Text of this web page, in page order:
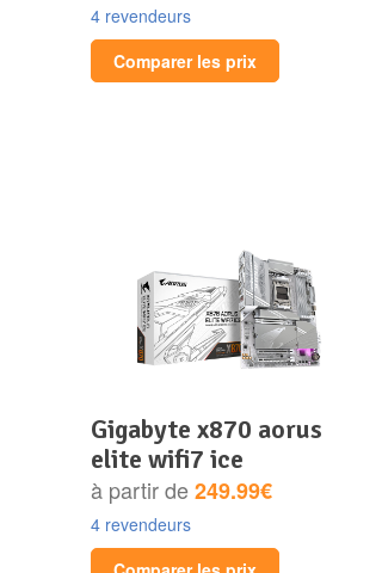
4 revendeurs
Comparer les prix
gigabyte x870 aorus
elite wifi7 ice
à partir de249.99€
4 revendeurs